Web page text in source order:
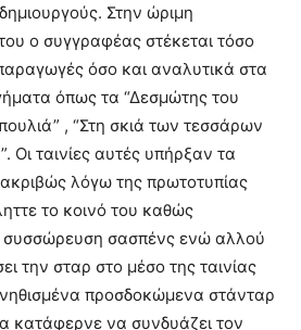
Στην ώριμη
ο συγγραφέας στέκεται τόσο
όσο και αναλυτικά στα
όπως τα “Δεσμώτης του
, “Στη σκιά των τεσσάρων
Οι ταινίες αυτές υπήρξαν τα
ακριβώς λόγω της πρωτοτυπίας
το κοινό του καθώς
συσσώρευση σασπένς ενώ αλλού
την σταρ στο μέσο της ταινίας
προσδοκώμενα στάνταρ
κατάφερνε να συνδυάζει τον